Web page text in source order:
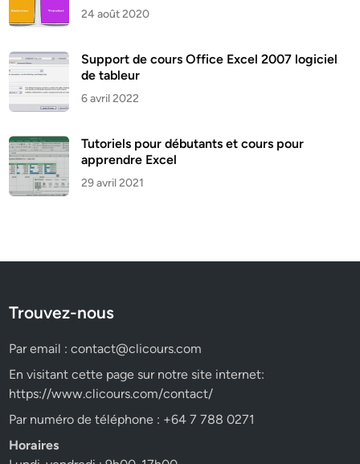
24 août 2020
Support de cours Office Excel 2007 logiciel
de tableur
6 avril 2022
Tutoriels pour débutants et cours pour
apprendre Excel
29 avril 2021
Trouvez-nous
Par email :contact@clicours.com
En visitant cette page sur notre site internet:
https://www.clicours.com/contact/
Par numéro de téléphone : +64 7 788 0271
Horaires